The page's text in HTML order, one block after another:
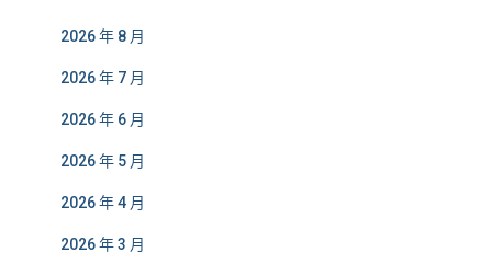
2026 年 8 月
2026 年 7 月
2026 年 6 月
2026 年 5 月
2026 年 4 月
2026 年 3 月